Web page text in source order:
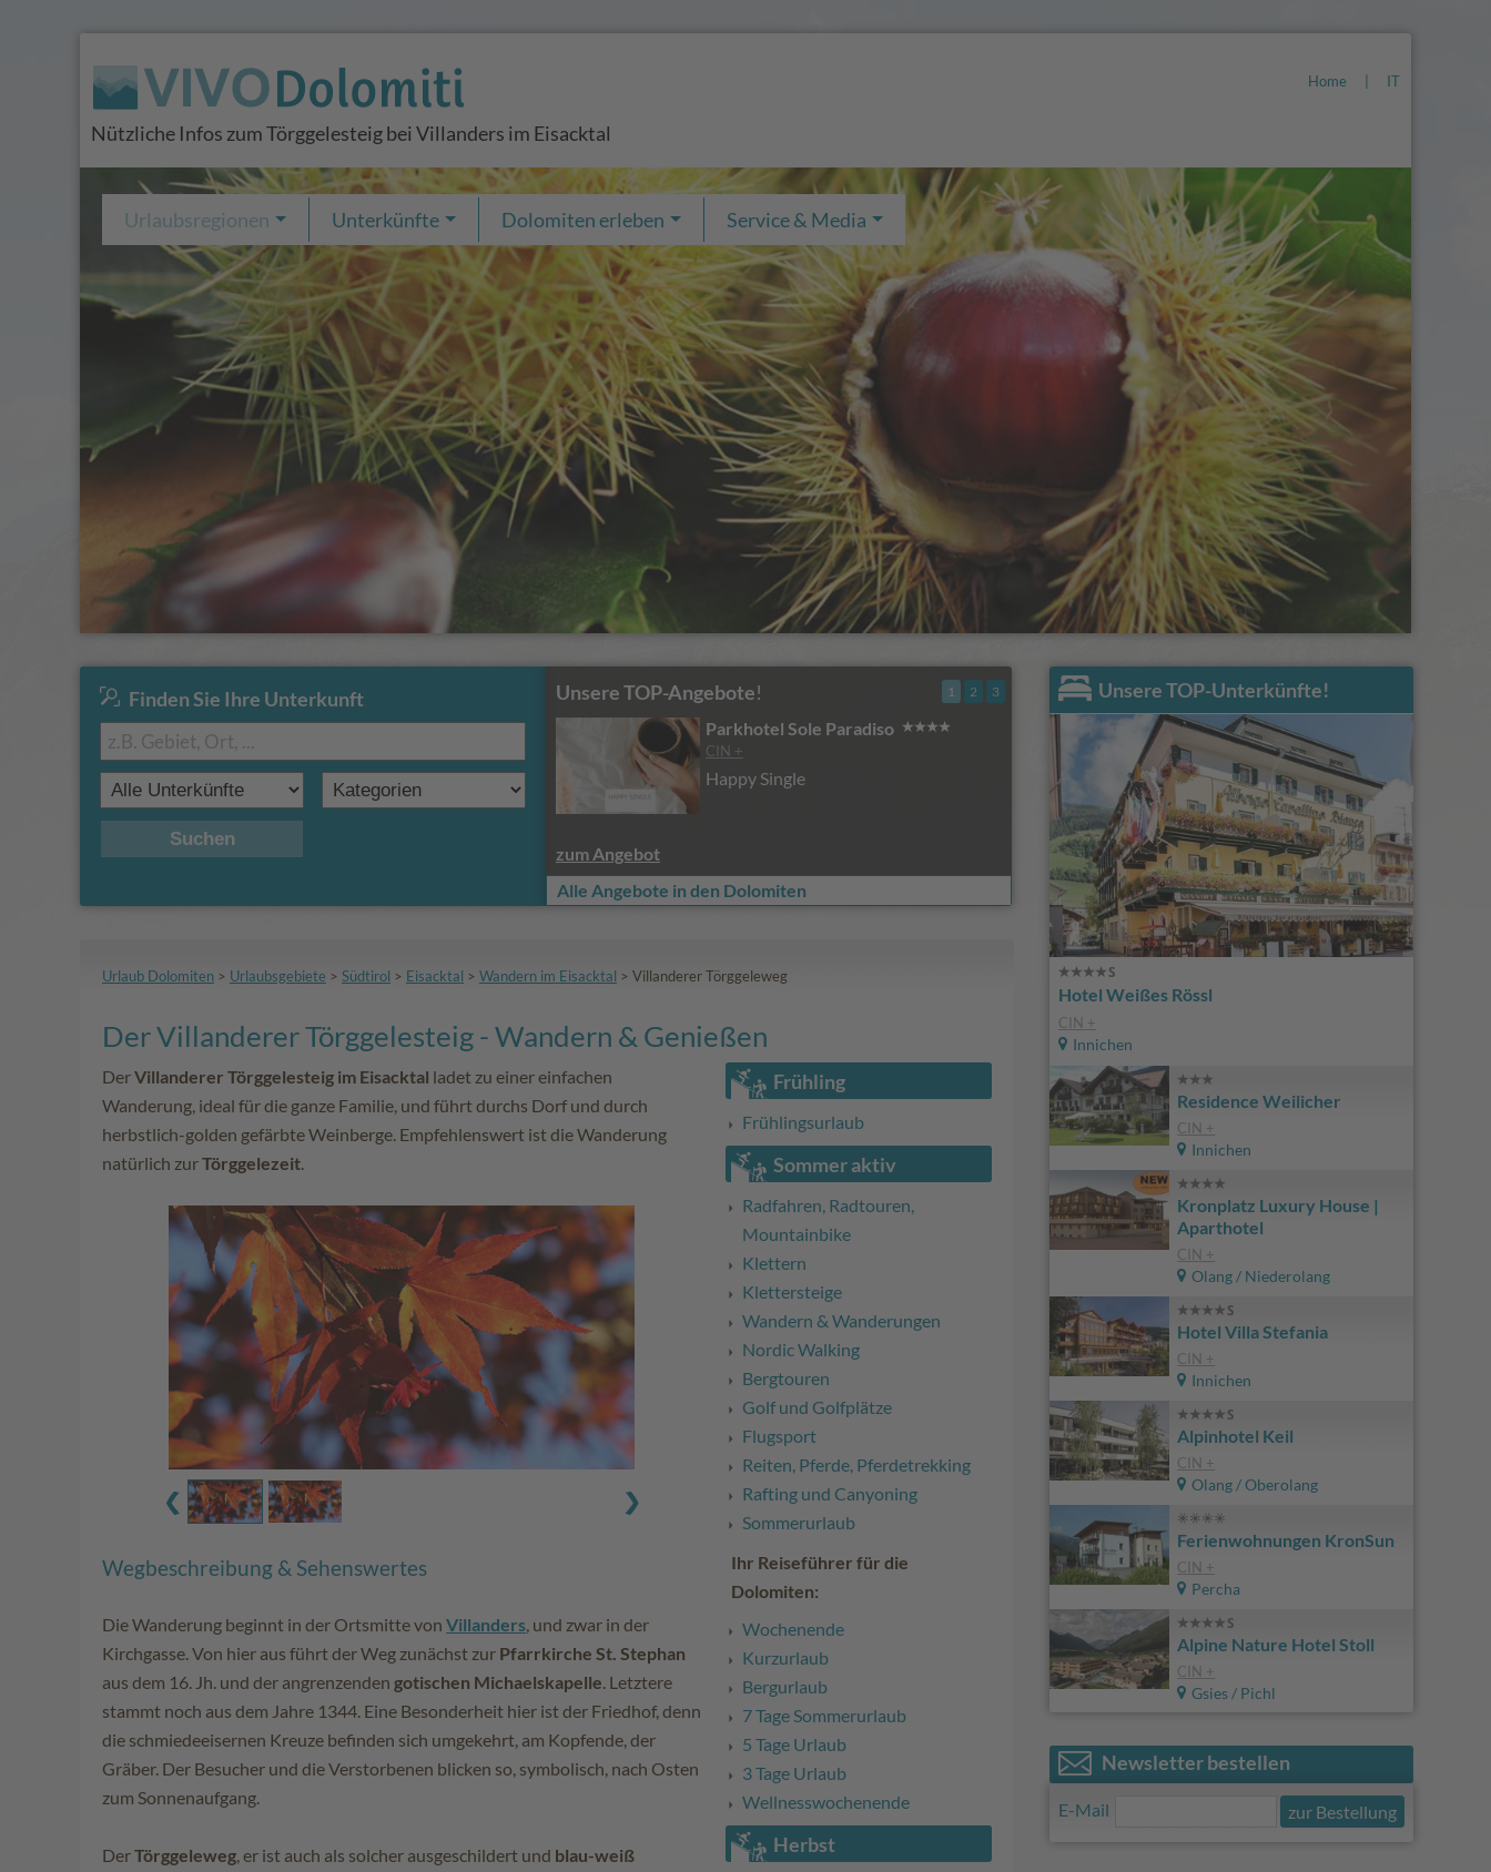
Home IT
Nützliche Infos zum Törggelesteig bei Villanders im Eisacktal
Finden Sie Ihre Unterkunft
Suchen
Unsere TOP-Angebote!
Parkhotel Sole Paradiso
CIN +
Happy Single
zum Angebot
1 2 3
Alle Angebote in den Dolomiten
Urlaubsregionen Unterkünfte Dolomiten erleben Service & Media
Urlaub Dolomiten > Urlaubsgebiete > Südtirol > Eisacktal > Wandern im Eisacktal > Villanderer Törggeleweg
Der Villanderer Törggelesteig - Wandern & Genießen
DerVillanderer Törggelesteig im Eisacktal ladet zu einer einfachen
Wanderung, ideal für die ganze Familie, und führt durchs Dorf und durch
herbstlich-golden gefärbte Weinberge. Empfehlenswert ist die Wanderung
natürlich zurTörggelezeit.
Wegbeschreibung & Sehenswertes
Die Wanderung beginnt in der Ortsmitte von Villanders, und zwar in der
Kirchgasse. Von hier aus führt der Weg zunächst zur Pfarrkirche St. Stephan
aus dem 16. Jh. und der angrenzenden gotischen Michaelskapelle. Letztere
stammt noch aus dem Jahre 1344. Eine Besonderheit hier ist der Friedhof, denn
die schmiedeeisernen Kreuze befinden sich umgekehrt, am Kopfende, der
Gräber. Der Besucher und die Verstorbenen blicken so, symbolisch, nach Osten
zum Sonnenaufgang.
DerTörggeleweg, er ist auch als solcher ausgeschildert und blau-weiß
Frühling
Frühlingsurlaub
Sommer aktiv
Radfahren, Radtouren,
Mountainbike
Klettern
Klettersteige
Wandern & Wanderungen
Nordic Walking
Bergtouren
Golf und Golfplätze
Flugsport
Reiten, Pferde, Pferdetrekking
Rafting und Canyoning
Sommerurlaub
Ihr Reiseführer für die
Dolomiten:
Wochenende
Kurzurlaub
Bergurlaub
7 Tage Sommerurlaub
5 Tage Urlaub
3 Tage Urlaub
Wellnesswochenende
Herbst
Unsere TOP-Unterkünfte!
Hotel Weißes Rössl
CIN +
Innichen
Residence Weilicher
CIN +
Innichen
Kronplatz Luxury House |
Aparthotel
CIN +
Olang / Niederolang
Hotel Villa Stefania
CIN +
Innichen
Alpinhotel Keil
CIN +
Olang / Oberolang
Ferienwohnungen KronSun
CIN +
Percha
Alpine Nature Hotel Stoll
CIN +
Gsies / Pichl
Newsletter bestellen
E-Mail